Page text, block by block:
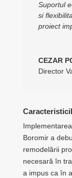
Suportul
si
proiect
CEZAR
Director
Boromir a
remodelării
necesară în
a impus ca în